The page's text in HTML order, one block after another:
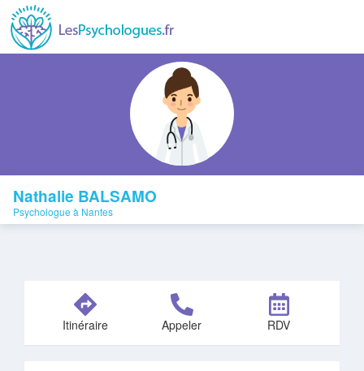
Nathalie BALSAMO
Psychologue à Nantes
Itinéraire Appeler RDV